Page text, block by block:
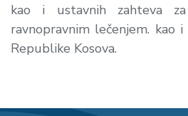
kao i ustavnih zahteva
ravnopravnim lečenjem. kao
Republike Kosova.